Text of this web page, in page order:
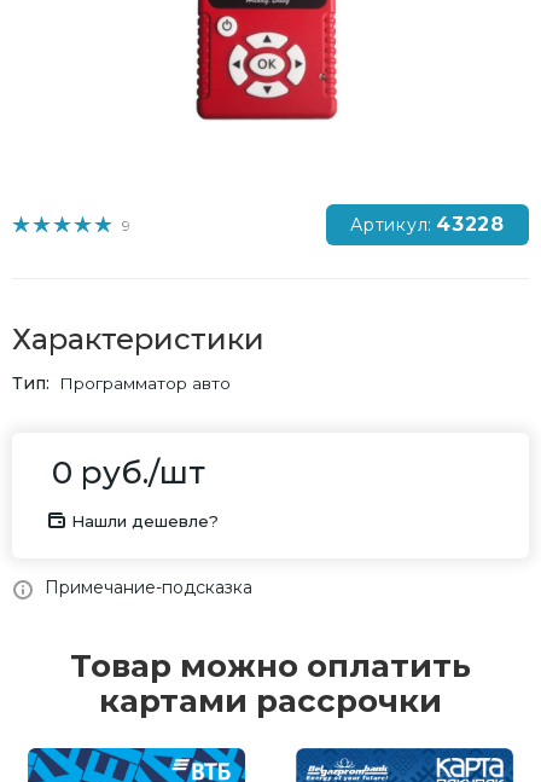
9 Артикул: 43228
Характеристики
Тип Программатор авто
0 руб./шт
Нашли дешевле?
Примечание-подсказка
Товар можно оплатить
картами рассрочки